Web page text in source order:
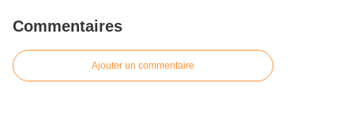
Commentaires
Ajouter un commentaire